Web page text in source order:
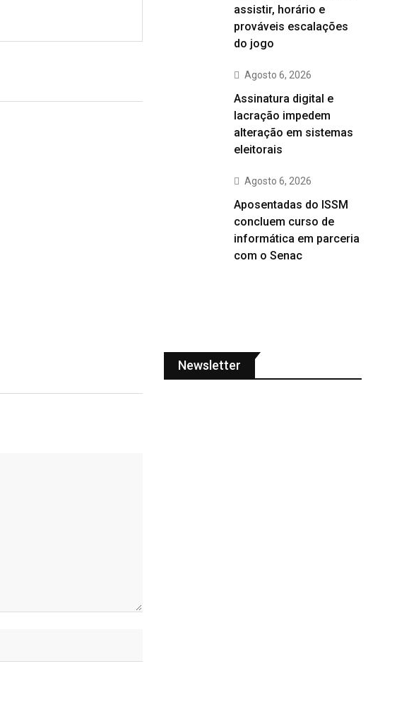
assistir, horário e
prováveis escalações
do jogo
Agosto 6, 2026
Assinatura digital e
lacração impedem
alteração em sistemas
eleitorais
Agosto 6, 2026
Aposentadas do ISSM
concluem curso de
informática em parceria
com o Senac
Newsletter